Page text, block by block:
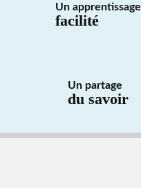
Un apprentissage
facilité
Un partage
du savoir